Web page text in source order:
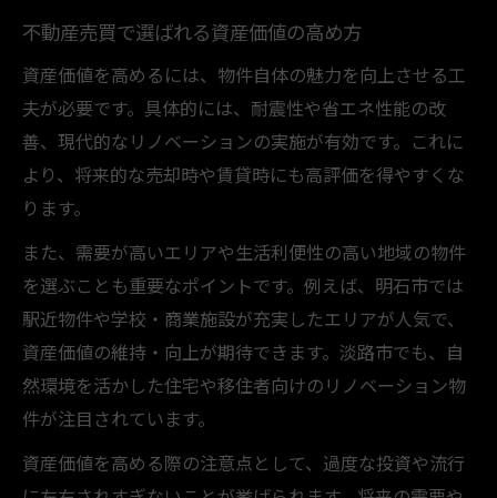
不動産売買で選ばれる資産価値の高め方
資産価値を高めるには、物件自体の魅力を向上させる工
夫が必要です。具体的には、耐震性や省エネ性能の改
善、現代的なリノベーションの実施が有効です。これに
より、将来的な売却時や賃貸時にも高評価を得やすくな
ります。
また、需要が高いエリアや生活利便性の高い地域の物件
を選ぶことも重要なポイントです。例えば、明石市では
駅近物件や学校・商業施設が充実したエリアが人気で、
資産価値の維持・向上が期待できます。淡路市でも、自
然環境を活かした住宅や移住者向けのリノベーション物
件が注目されています。
資産価値を高める際の注意点として、過度な投資や流行